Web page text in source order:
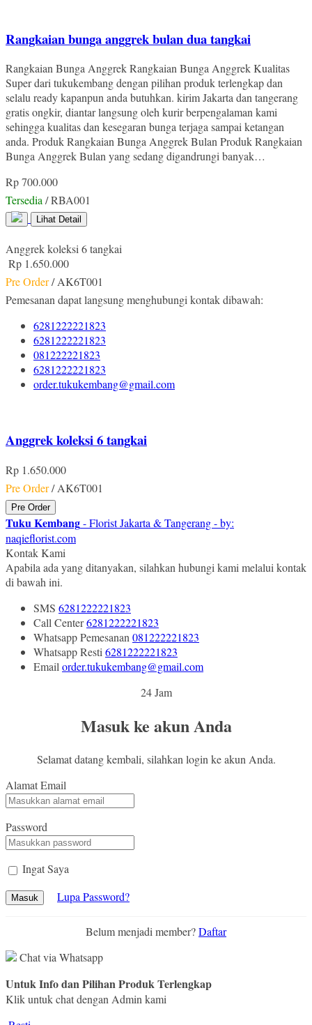
Rangkaian bunga anggrek bulan dua tangkai
Rangkaian Bunga Anggrek Rangkaian Bunga Anggrek Kualitas
Super dari tukukembang dengan pilihan produk terlengkap dan
selalu ready kapanpun anda butuhkan. kirim Jakarta dan tangerang
gratis ongkir, diantar langsung oleh kurir berpengalaman kami
sehingga kualitas dan kesegaran bunga terjaga sampai ketangan
anda. Produk Rangkaian Bunga Anggrek Bulan Produk Rangkaian
Bunga Anggrek Bulan yang sedang digandrungi banyak…
Rp 700.000
Tersedia/ RBA001
Lihat Detail
Anggrek koleksi 6 tangkai
Rp 1.650.000
Pre Order/ AK6T001
Pemesanan dapat langsung menghubungi kontak dibawah:
6281222221823
6281222221823
081222221823
6281222221823
order.tukukembang@gmail.com
Anggrek koleksi 6 tangkai
Rp 1.650.000
Pre Order/ AK6T001
Pre Order
Tuku Kembang- Florist Jakarta & Tangerang - by:
naqieflorist.com
Kontak Kami
Apabila ada yang ditanyakan, silahkan hubungi kami melalui kontak
di bawah ini.
SMS 6281222221823
Call Center6281222221823
WhatsappPemesanan 081222221823
WhatsappResti 6281222221823
Email order.tukukembang@gmail.com
24 Jam
Masuk ke akun Anda
Selamat datang kembali, silahkan login ke akun Anda.
Alamat Email
Password
Ingat Saya
Masuk Lupa Password?
Belum menjadi member?Daftar
Chat via Whatsapp
Untuk Info dan Pilihan Produk Terlengkap
Klik untuk chat dengan Admin kami